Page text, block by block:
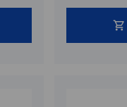
shopping_cart